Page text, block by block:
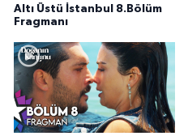
Altı Üstü İstanbul 8.Bölüm
Fragmanı